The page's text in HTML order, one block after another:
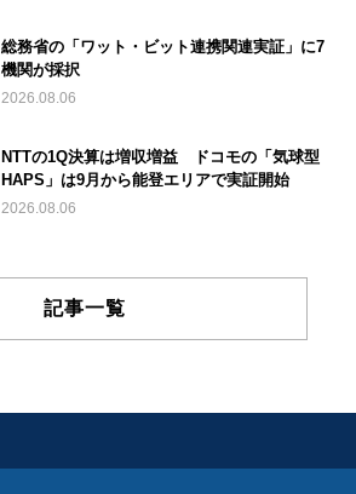
総務省の「ワット・ビット連携関連実証」に7
機関が採択
2026.08.06
NTTの1Q決算は増収増益 ドコモの「気球型
HAPS」は9月から能登エリアで実証開始
2026.08.06
記事一覧